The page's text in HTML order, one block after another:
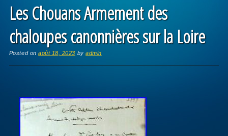
Les Chouans Armement des
chaloupes canonnières sur la Loire
Posted onaoût 18, 2023 byadmin